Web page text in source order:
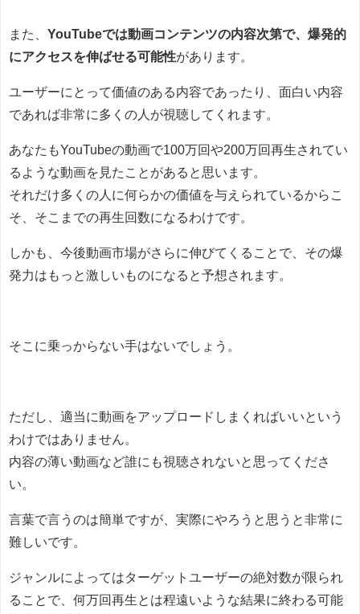
また、 YouTubeでは動画コンテンツの内容次第で、爆発的
にアクセスを伸ばせる可能性があります。
ユーザーにとって価値のある内容であったり、面白い内容
であれば非常に多くの人が視聴してくれます。
あなたもYouTubeの動画で100万回や200万回再生されてい
るような動画を見たことがあると思います。
それだけ多くの人に何らかの価値を与えられているからこ
そ、そこまでの再生回数になるわけです。
しかも、今後動画市場がさらに伸びてくることで、その爆
発力はもっと激しいものになると予想されます。
そこに乗っからない手はないでしょう。
ただし、適当に動画をアップロードしまくればいいという
わけではありません。
内容の薄い動画など誰にも視聴されないと思ってくださ
い。
言葉で言うのは簡単ですが、実際にやろうと思うと非常に
難しいです。
ジャンルによってはターゲットユーザーの絶対数が限られ
ることで、何万回再生とは程遠いような結果に終わる可能